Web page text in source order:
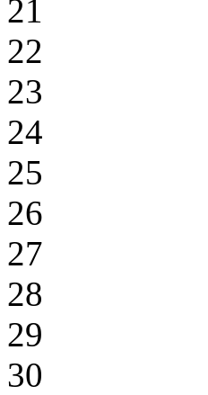
21
22
23
24
25
26
27
28
29
30